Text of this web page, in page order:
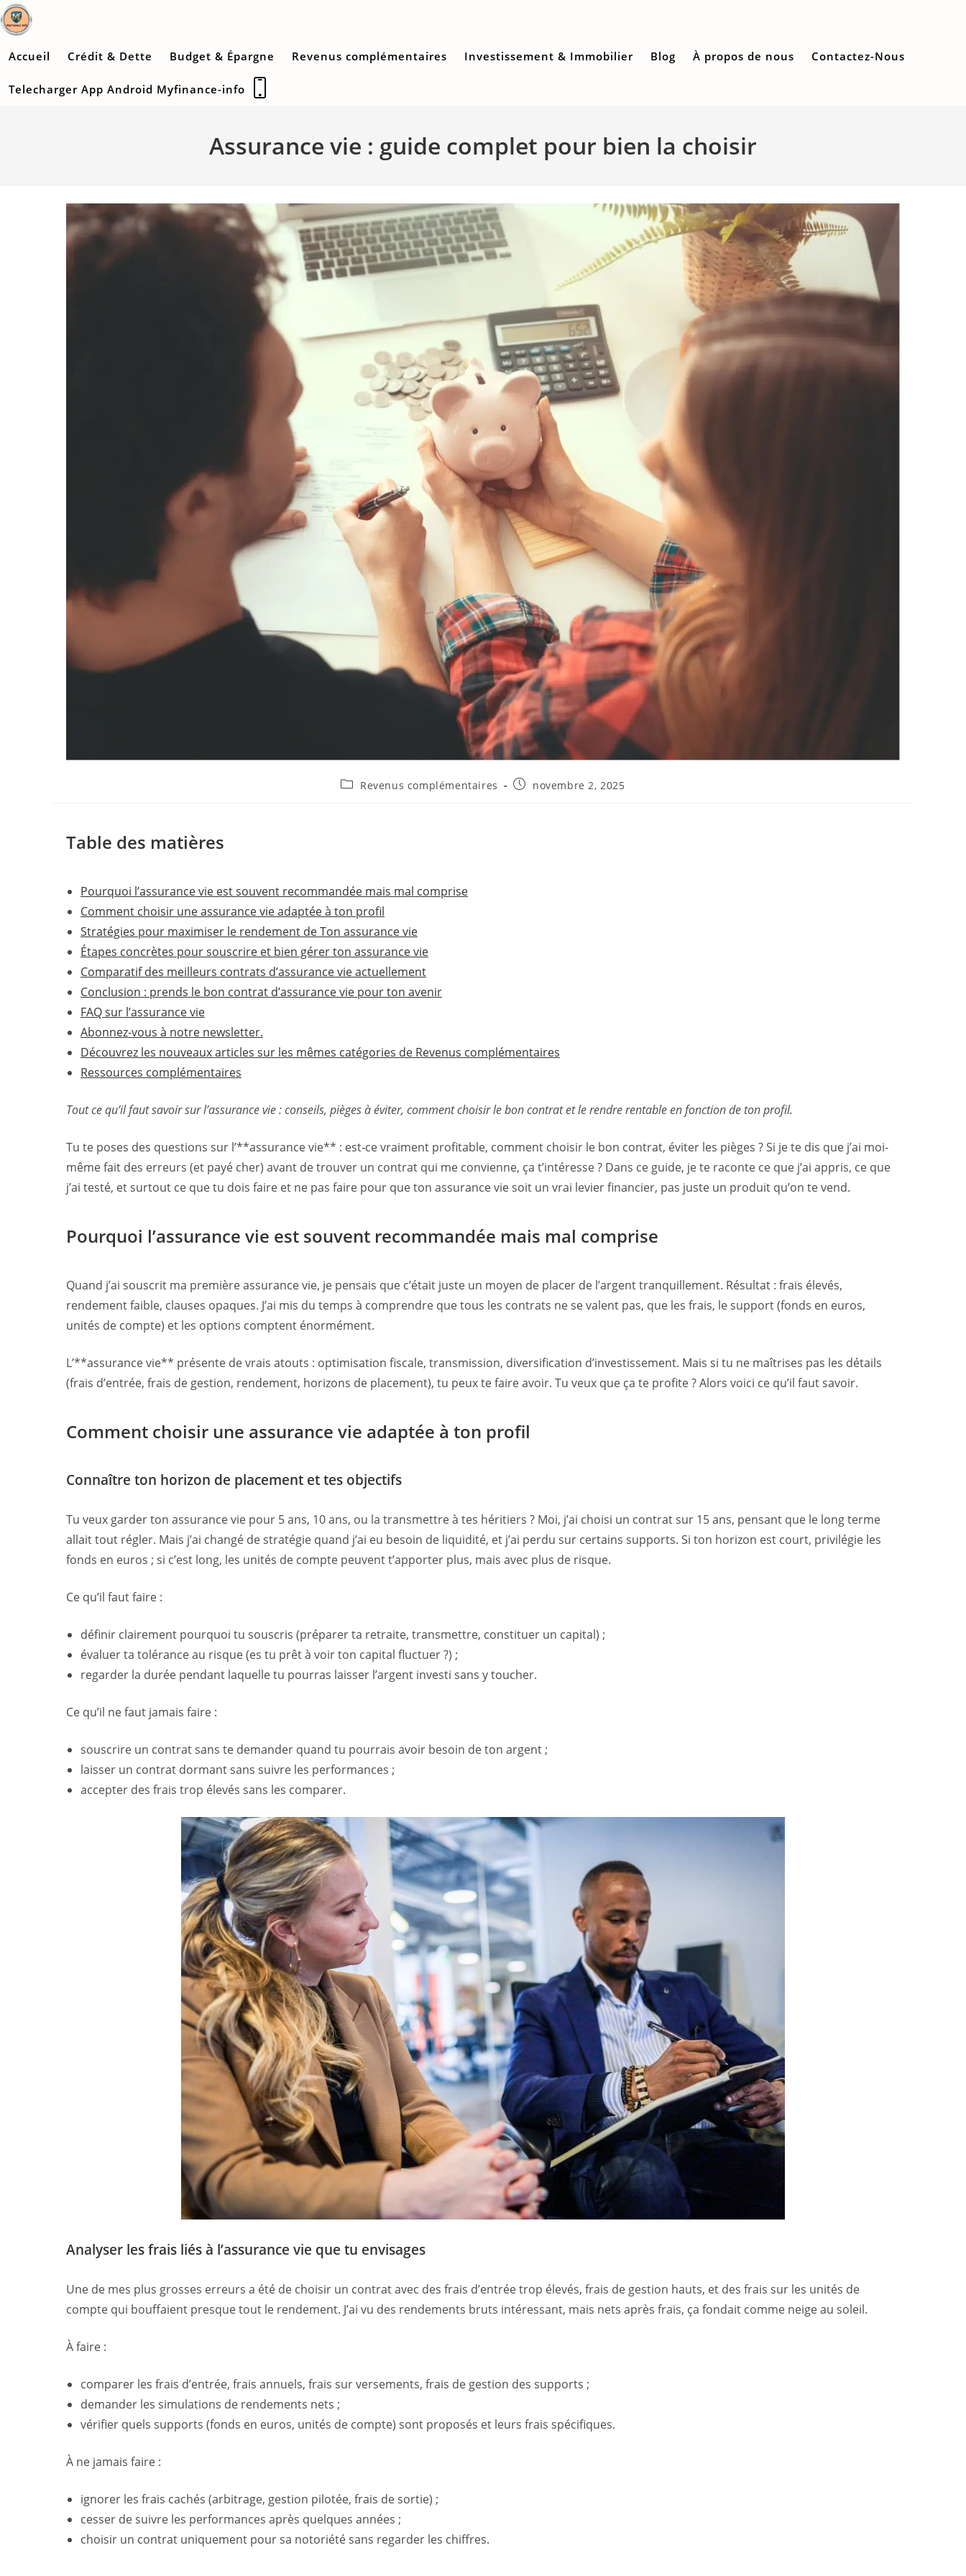
Skip
to
Accueil Crédit & Dette Budget & Épargne Revenus complémentaires Investissement & Immobilier Blog À propos de nous Contactez-Nous
Telecharger App Android Myfinance-info
Assurance vie : guide complet pour bien la choisir
PostRevenus complémentaires
Publication
novembre 2, 2025
Table des matières
Pourquoi l’assurance vie est souvent recommandée mais mal comprise
Comment choisir une assurance vie adaptée à ton profil
Stratégies pour maximiser le rendement de Ton assurance vie
Étapes concrètes pour souscrire et bien gérer ton assurance vie
Comparatif des meilleurs contrats d’assurance vie actuellement
Conclusion : prends le bon contrat d’assurance vie pour ton avenir
FAQ sur l’assurance vie
Abonnez-vous à notre newsletter.
Découvrez les nouveaux articles sur les mêmes catégories de Revenus complémentaires
Ressources complémentaires
Tout ce qu’il faut savoir sur l’assurance vie : conseils, pièges à éviter, comment choisir le bon contrat et le rendre rentable en fonction de ton profil.
Tu te poses des questions sur l’**assurance vie** : est‑ce vraiment profitable, comment choisir le bon contrat, éviter les pièges ? Si je te dis que j’ai moi-
même fait des erreurs (et payé cher) avant de trouver un contrat qui me convienne, ça t’intéresse ? Dans ce guide, je te raconte ce que j’ai appris, ce que
j’ai testé, et surtout ce que tu dois faire et ne pas faire pour que ton assurance vie soit un vrai levier financier, pas juste un produit qu’on te vend.
Pourquoi l’assurance vie est souvent recommandée mais mal comprise
Quand j’ai souscrit ma première assurance vie, je pensais que c’était juste un moyen de placer de l’argent tranquillement. Résultat : frais élevés,
rendement faible, clauses opaques. J’ai mis du temps à comprendre que tous les contrats ne se valent pas, que les frais, le support (fonds en euros,
unités de compte) et les options comptent énormément.
L’**assurance vie** présente de vrais atouts : optimisation fiscale, transmission, diversification d’investissement. Mais si tu ne maîtrises pas les détails
(frais d’entrée, frais de gestion, rendement, horizons de placement), tu peux te faire avoir. Tu veux que ça te profite ? Alors voici ce qu’il faut savoir.
Comment choisir une assurance vie adaptée à ton profil
Connaître ton horizon de placement et tes objectifs
Tu veux garder ton assurance vie pour 5 ans, 10 ans, ou la transmettre à tes héritiers ? Moi, j’ai choisi un contrat sur 15 ans, pensant que le long terme
allait tout régler. Mais j’ai changé de stratégie quand j’ai eu besoin de liquidité, et j’ai perdu sur certains supports. Si ton horizon est court, privilégie les
fonds en euros ; si c’est long, les unités de compte peuvent t’apporter plus, mais avec plus de risque.
Ce qu’il faut faire :
définir clairement pourquoi tu souscris (préparer ta retraite, transmettre, constituer un capital) ;
évaluer ta tolérance au risque (es tu prêt à voir ton capital fluctuer ?) ;
regarder la durée pendant laquelle tu pourras laisser l’argent investi sans y toucher.
Ce qu’il ne faut jamais faire :
souscrire un contrat sans te demander quand tu pourrais avoir besoin de ton argent ;
laisser un contrat dormant sans suivre les performances ;
accepter des frais trop élevés sans les comparer.
Analyser les frais liés à l’assurance vie que tu envisages
Une de mes plus grosses erreurs a été de choisir un contrat avec des frais d’entrée trop élevés, frais de gestion hauts, et des frais sur les unités de
compte qui bouffaient presque tout le rendement. J’ai vu des rendements bruts intéressant, mais nets après frais, ça fondait comme neige au soleil.
À faire :
comparer les frais d’entrée, frais annuels, frais sur versements, frais de gestion des supports ;
demander les simulations de rendements nets ;
vérifier quels supports (fonds en euros, unités de compte) sont proposés et leurs frais spécifiques.
À ne jamais faire :
ignorer les frais cachés (arbitrage, gestion pilotée, frais de sortie) ;
cesser de suivre les performances après quelques années ;
choisir un contrat uniquement pour sa notoriété sans regarder les chiffres.